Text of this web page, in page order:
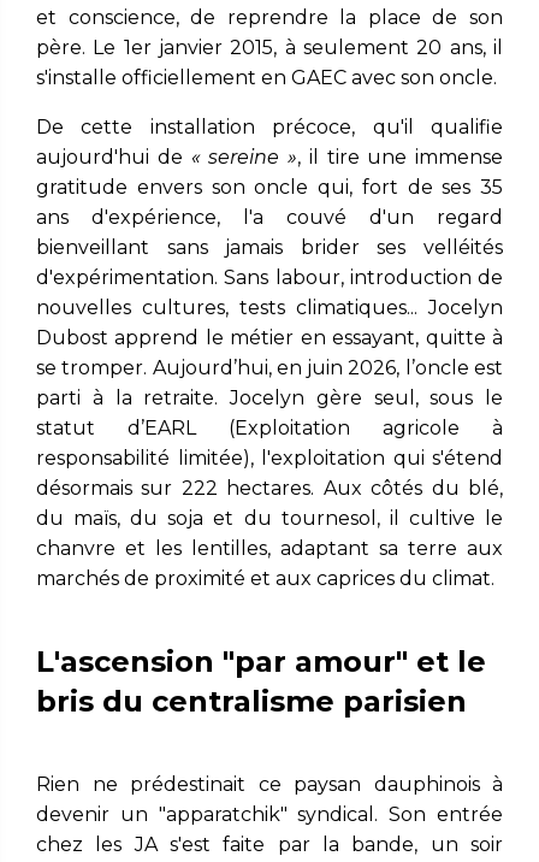
et conscience, de reprendre la place de son
père. Le 1er janvier 2015, à seulement 20 ans, il
s'installe officiellement en GAEC avec son oncle.
De cette installation précoce, qu'il qualifie
aujourd'hui de « sereine », il tire une immense
gratitude envers son oncle qui, fort de ses 35
ans d'expérience, l'a couvé d'un regard
bienveillant sans jamais brider ses velléités
d'expérimentation. Sans labour, introduction de
nouvelles cultures, tests climatiques... Jocelyn
Dubost apprend le métier en essayant, quitte à
se tromper. Aujourd’hui, en juin 2026, l’oncle est
parti à la retraite. Jocelyn gère seul, sous le
statut d’EARL (Exploitation agricole à
responsabilité limitée), l'exploitation qui s'étend
désormais sur 222 hectares. Aux côtés du blé,
du maïs, du soja et du tournesol, il cultive le
chanvre et les lentilles, adaptant sa terre aux
marchés de proximité et aux caprices du climat.
L'ascension "par amour" et le
bris du centralisme parisien
Rien ne prédestinait ce paysan dauphinois à
devenir un "apparatchik" syndical. Son entrée
chez les JA s'est faite par la bande, un soir